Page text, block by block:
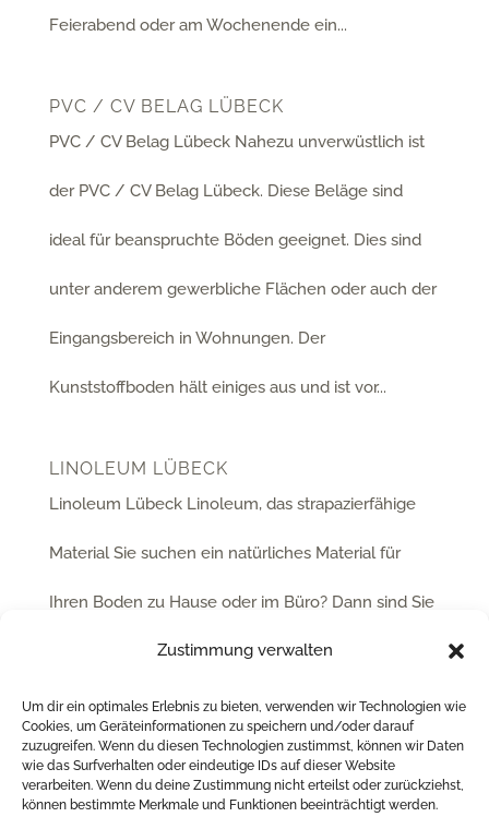
Zustimmung verwalten
Um dir ein optimales Erlebnis zu bieten, verwenden wir Technologien wie
Cookies, um Geräteinformationen zu speichern und/oder darauf
zuzugreifen. Wenn du diesen Technologien zustimmst, können wir Daten
wie das Surfverhalten oder eindeutige IDs auf dieser Website
verarbeiten. Wenn du deine Zustimmung nicht erteilst oder zurückziehst,
können bestimmte Merkmale und Funktionen beeinträchtigt werden.
Feierabend oder am Wochenende ein...
PVC / CV BELAG LÜBECK
PVC / CV Belag Lübeck Nahezu unverwüstlich ist
der PVC / CV Belag Lübeck. Diese Beläge sind
ideal für beanspruchte Böden geeignet. Dies sind
unter anderem gewerbliche Flächen oder auch der
Eingangsbereich in Wohnungen. Der
Kunststoffboden hält einiges aus und ist vor...
LINOLEUM LÜBECK
Linoleum Lübeck Linoleum, das strapazierfähige
Material Sie suchen ein natürliches Material für
Ihren Boden zu Hause oder im Büro? Dann sind Sie
bei uns genau richtig. Wir führen für Sie eine große
Auswahl an Linoleum in Lübeck. Dieses Material ist
seit mehr als...